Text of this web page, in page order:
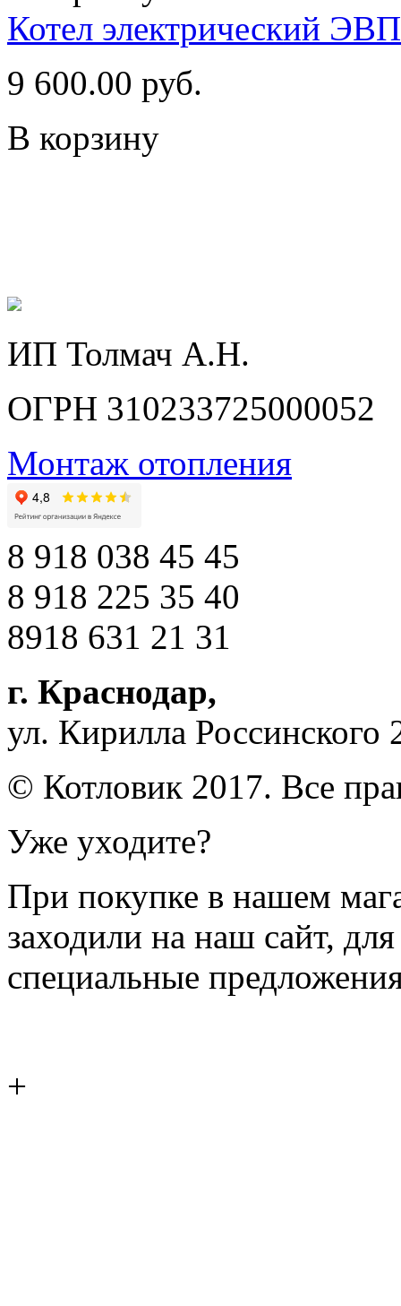
Котел электрический
9 600.00 руб.
В корзину
ИП Толмач А.Н.
ОГРН 310233725000052
Монтаж отопления
8 918 038 45 45
8 918 225 35 40
8918 631 21 31
г. Краснодар,
ул. Кирилла Россинского
© Котловик 2017. Все
Уже уходите?
При покупке в нашем
заходили на наш сайт,
специальные
+